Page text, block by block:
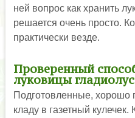
ней вопрос как хранить
решается очень просто.
практически везде.
Проверенный
луковицы
Подготовленные, хорошо
кладу в газетный